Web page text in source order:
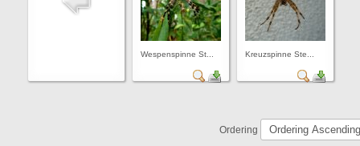
Wespenspinne St... Kreuzspinne Ste...
Ordering